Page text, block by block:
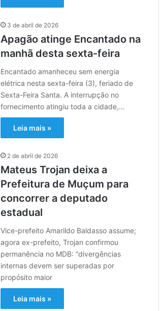
3 de abril de 2026
Apagão atinge Encantado na
manhã desta sexta-feira
Encantado amanheceu sem energia
elétrica nesta sexta-feira (3), feriado de
Sexta-Feira Santa. A interrupção no
fornecimento atingiu toda a cidade,…
Leia mais »
2 de abril de 2026
Mateus Trojan deixa a
Prefeitura de Muçum para
concorrer a deputado
estadual
Vice-prefeito Amarildo Baldasso assume;
agora ex-prefeito, Trojan confirmou
permanência no MDB: “divergências
internas devem ser superadas por
propósito maior
Leia mais »